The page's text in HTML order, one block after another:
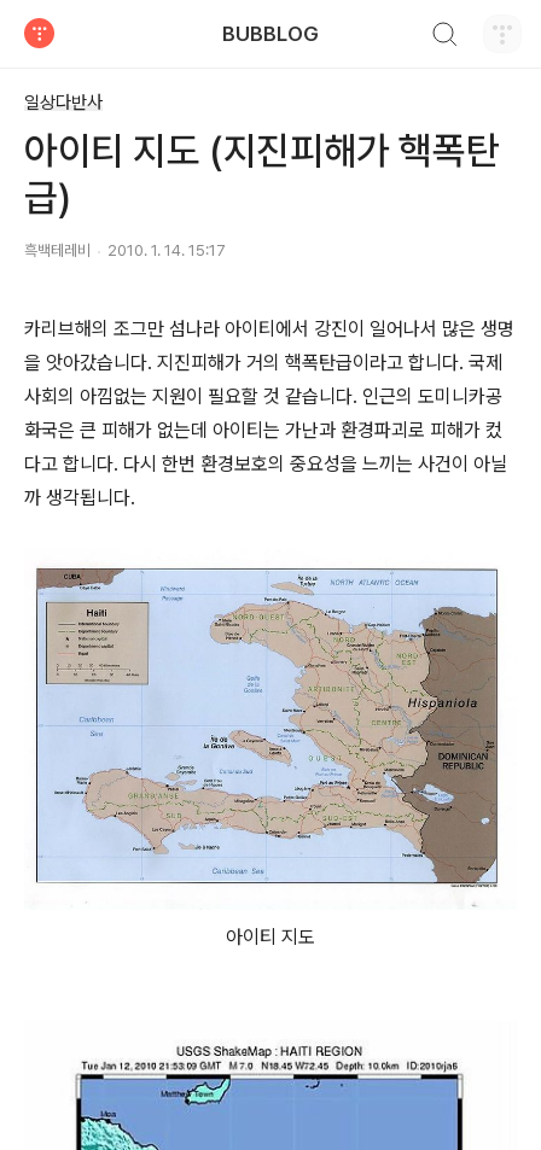
BUBBLOG
일상다반사
아이티 지도 (지진피해가 핵폭탄
급)
흑백테레비 2010. 1. 14. 15:17
카리브해의 조그만 섬나라 아이티에서 강진이 일어나서 많은 생명
을 앗아갔습니다. 지진피해가 거의 핵폭탄급이라고 합니다. 국제
사회의 아낌없는 지원이 필요할 것 같습니다. 인근의 도미니카공
화국은 큰 피해가 없는데 아이티는 가난과 환경파괴로 피해가 컸
다고 합니다. 다시 한번 환경보호의 중요성을 느끼는 사건이 아닐
까 생각됩니다.
아이티 지도